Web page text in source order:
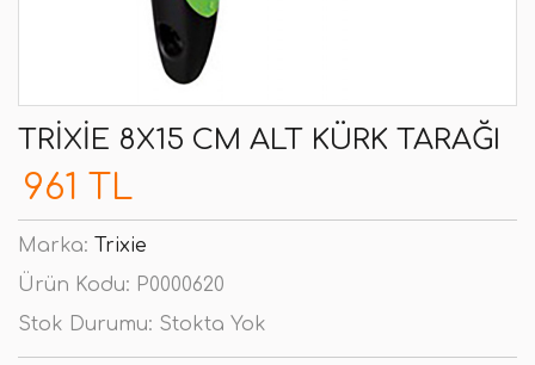
TRIXIE 8X15 CM ALT KÜRK TARAĞI
961 TL
Marka: Trixie
Ürün Kodu: P0000620
Stok Durumu: Stokta Yok